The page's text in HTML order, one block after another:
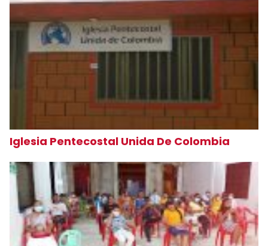
Iglesia Pentecostal Unida De Colombia